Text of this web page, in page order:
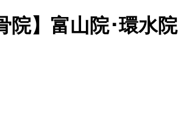
】富山院･環水院